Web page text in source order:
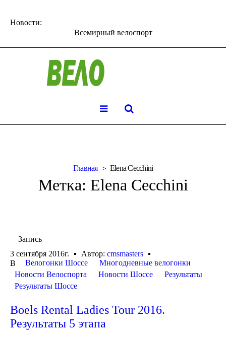
Новости:
Всемирный велоспорт
Главная Elena Cecchini
Метка: Elena Cecchini
Запись
3 сентября 2016г.
Автор: cmsmasters
В
Велогонки Шоссе
Многодневные велогонки
Новости Велоспорта
Новости Шоссе
Результаты
Результаты Шоссе
Boels Rental Ladies Tour 2016.
Результаты 5 этапа